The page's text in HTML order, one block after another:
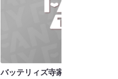
バッテリィズ寺家の三重っぱり